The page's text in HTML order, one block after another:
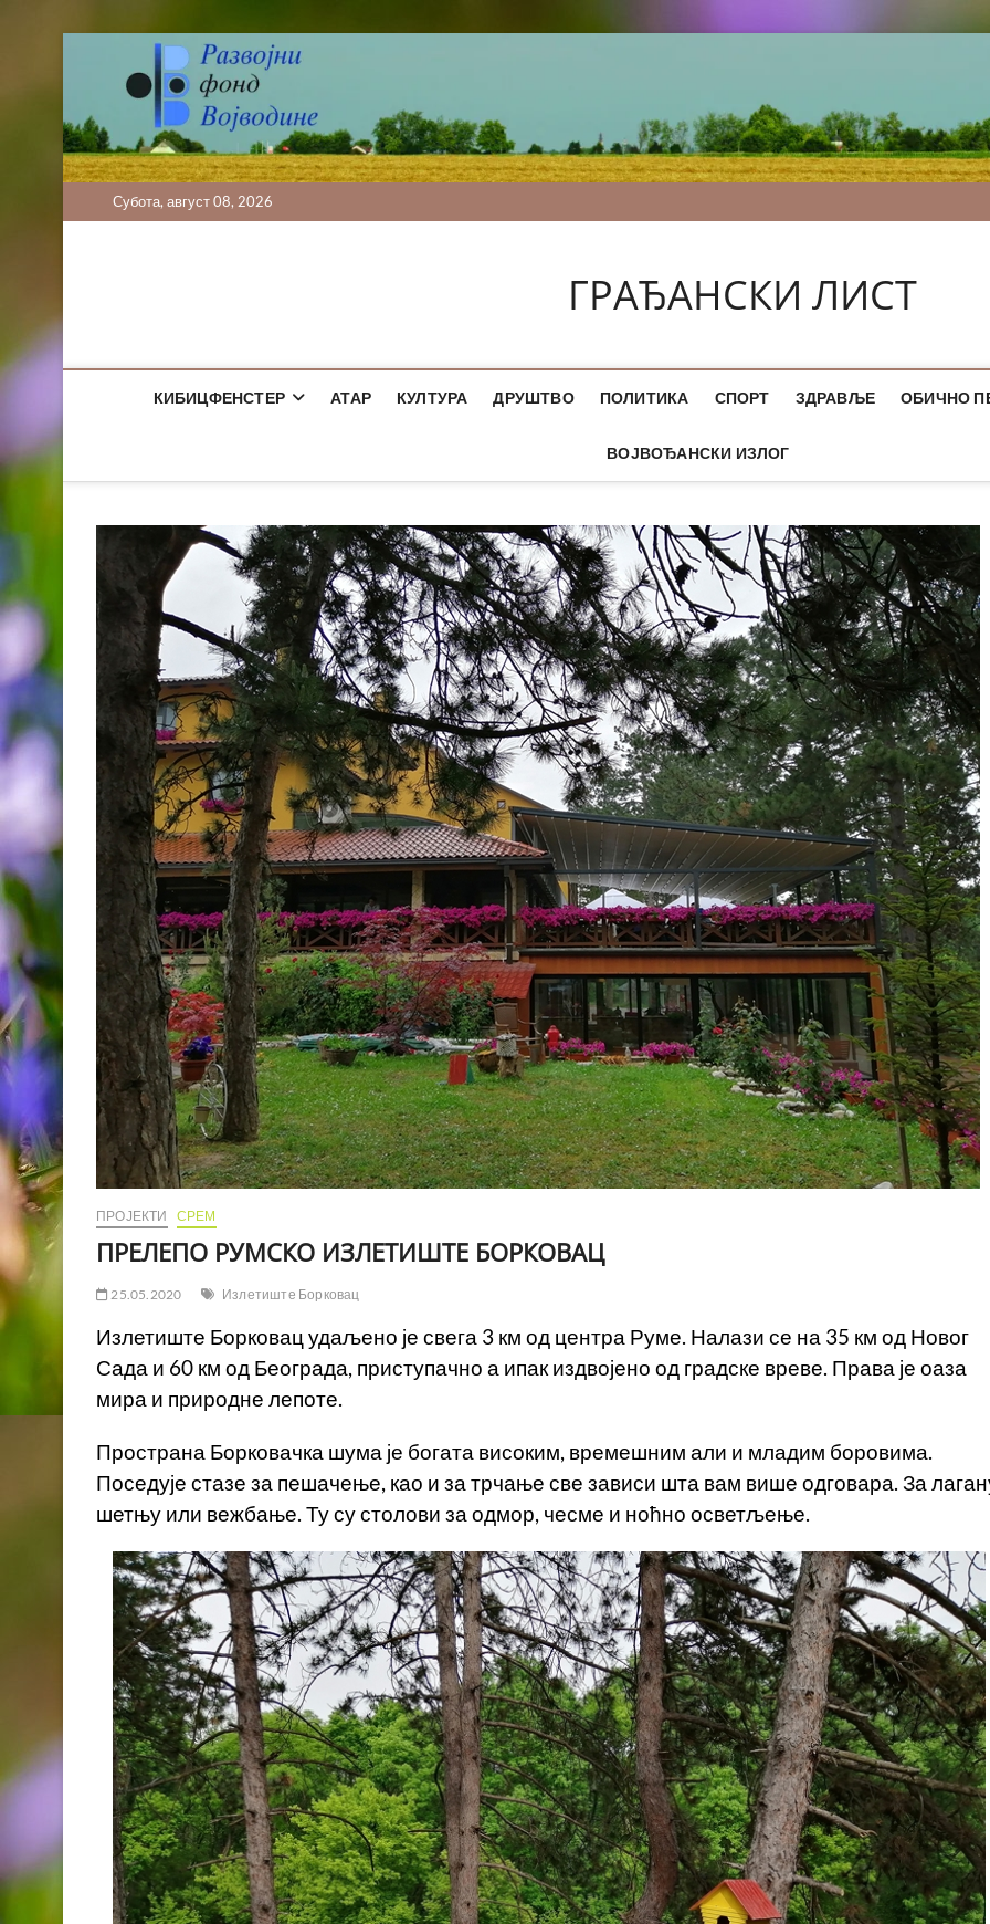
Субота, август 08, 2026
ГРАЂАНСКИ ЛИСТ
КИБИЦФЕНСТЕР АТАР КУЛТУРА ДРУШТВО ПОЛИТИКА СПОРТ ЗДРАВЉЕ ОБИЧНО
ВОЈВОЂАНСКИ ИЗЛОГ
ПРОЈЕКТИ СРЕМ
ПРЕЛЕПО РУМСКО ИЗЛЕТИШТЕ БОРКОВАЦ
25.05.2020 Излетиште Борковац
Излетиште Борковац удаљено је свега 3 км од центра Руме. Налази се на 35 км од Новог
Сада и 60 км од Београда, приступачно а ипак издвојено од градске вреве. Права је оаза
мира и природне лепоте.
Пространа Борковачка шума је богата високим, времешним али и младим боровима.
Поседује стазе за пешачење, као и за трчање све зависи шта вам више одговара. За
шетњу или вежбање. Ту су столови за одмор, чесме и ноћно осветљење.